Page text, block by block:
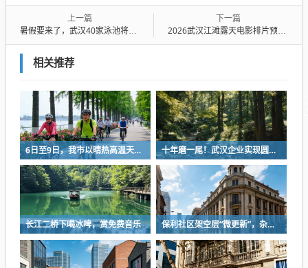
上一篇
暑假要来了，武汉40家泳池将免费开放
下一篇
2026武汉江滩露天电影排片预告（6.22-6.28）
相关推荐
6日至9日，我市以晴热高温天气为主 十年磨一尾！武汉企业实现圆口铜鱼规模化繁育
长江二桥下喝冰啤，赏免费音乐 保利社区架空层“微更新”，杂物堆放区变身健身活动室